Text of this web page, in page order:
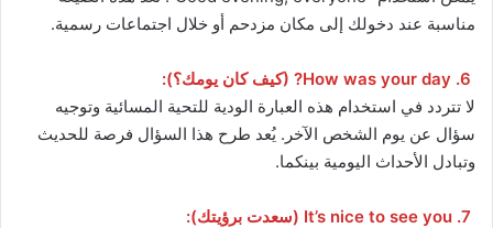
مناسبة عند دخولك إلى مكان مزدحم أو خلال اجتماعات رسمية.
6. How was your day? (كيف كان يومك؟):
لا تتردد في استخدام هذه العبارة الودية للتحية المسائية وتوجيه
سؤال عن يوم الشخص الآخر. يُعد طرح هذا السؤال فرصة للحديث
وتبادل الأحداث اليومية بينكما.
7. It’s nice to see you (سعدت برؤيتك):